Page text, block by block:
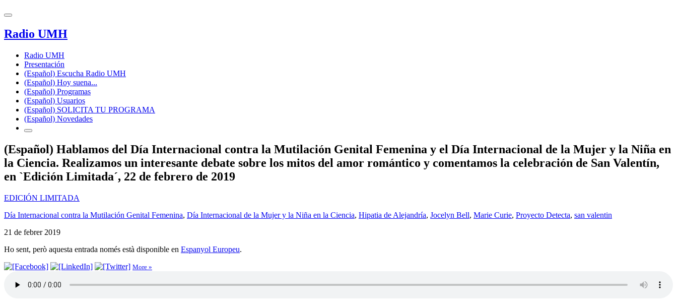
Radio UMH
Radio UMH
Presentación
(Español) Escucha Radio UMH
(Español) Hoy suena...
(Español) Programas
(Español) Usuarios
(Español) SOLICITA TU PROGRAMA
(Español) Novedades
(Español) Hablamos del Día Internacional contra la Mutilación Genital Femenina y el Día Internacional de la Mujer y la Niña en
la Ciencia. Realizamos un interesante debate sobre los mitos del amor romántico y comentamos la celebración de San Valentín,
en `Edición Limitada´, 22 de febrero de 2019
EDICIÓN LIMITADA
Día Internacional contra la Mutilación Genital Femenina, Día Internacional de la Mujer y la Niña en la Ciencia, Hipatia de Alejandría, Jocelyn Bell, Marie Curie, Proyecto Detecta, san valentin
21 de febrer 2019
Ho sent, però aquesta entrada només està disponible en Espanyol Europeu.
More »